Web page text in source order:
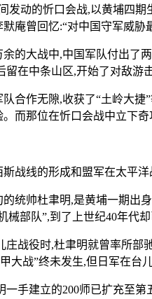
发动的忻口会战,以黄埔四
庵曾回忆:“对中国守军威
的大战中,中国军队付出了
留在中条山区,开始了对敌游击
合作无隙,收获了“土岭大
而那位在忻口会战中立下
斯战线的形成和盟军在太平
的统帅杜聿明,是黄埔一期出
械部队”,到了上世纪40年代却
庄战役时,杜聿明就曾率所部
大战”终未发生,但日军在
一手建立的200师已扩充至